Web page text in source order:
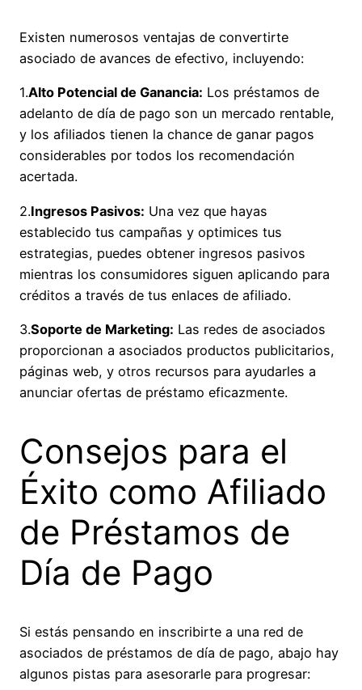
Existen numerosos ventajas de convertirte
asociado de avances de efectivo, incluyendo:
1.Alto Potencial de Ganancia: Los préstamos de
adelanto de día de pago son un mercado rentable,
y los afiliados tienen la chance de ganar pagos
considerables por todos los recomendación
acertada.
2.Ingresos Pasivos: Una vez que hayas
establecido tus campañas y optimices tus
estrategias, puedes obtener ingresos pasivos
mientras los consumidores siguen aplicando para
créditos a través de tus enlaces de afiliado.
3.Soporte de Marketing: Las redes de asociados
proporcionan a asociados productos publicitarios,
páginas web, y otros recursos para ayudarles a
anunciar ofertas de préstamo eficazmente.
Consejos para el
Éxito como Afiliado
de Préstamos de
Día de Pago
Si estás pensando en inscribirte a una red de
asociados de préstamos de día de pago, abajo hay
algunos pistas para asesorarle para progresar: